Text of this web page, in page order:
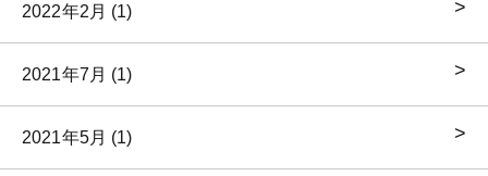
2022年2月 (1)
2021年7月 (1)
2021年5月 (1)